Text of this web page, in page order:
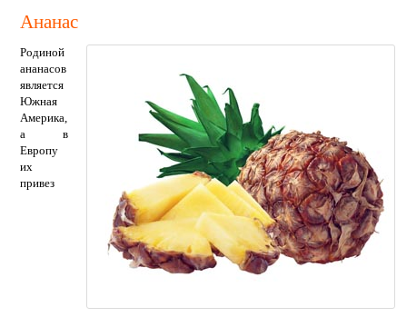
Ананас
Родиной
ананасов
является
Южная
Америка,
а в
Европу
их
привез